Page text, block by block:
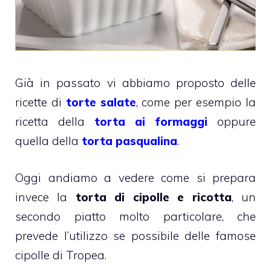
Già in passato vi abbiamo proposto delle
ricette di torte salate, come per esempio la
ricetta della torta ai formaggi oppure
quella della torta pasqualina.
Oggi andiamo a vedere come si prepara
invece la torta di cipolle e ricotta, un
secondo piatto molto particolare, che
prevede l’utilizzo se possibile delle famose
cipolle di Tropea.